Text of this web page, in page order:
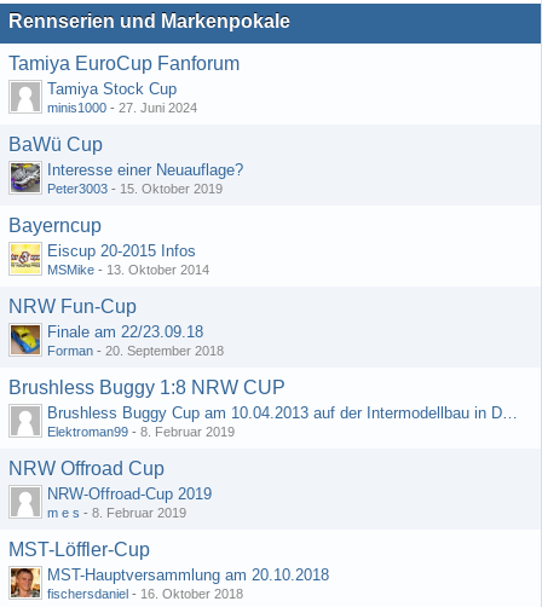
Rennserien und Markenpokale
Tamiya EuroCup Fanforum
Tamiya Stock Cup
minis1000 - 27. Juni 2024
BaWü Cup
Interesse einer Neuauflage?
Peter3003 - 15. Oktober 2019
Bayerncup
Eiscup 20-2015 Infos
MSMike - 13. Oktober 2014
NRW Fun-Cup
Finale am 22/23.09.18
Forman - 20. September 2018
Brushless Buggy 1:8 NRW CUP
Brushless Buggy Cup am 10.04.2013 auf der Intermodellbau in Dortmund
Elektroman99 - 8. Februar 2019
NRW Offroad Cup
NRW-Offroad-Cup 2019
m e s - 8. Februar 2019
MST-Löffler-Cup
MST-Hauptversammlung am 20.10.2018
fischersdaniel - 16. Oktober 2018